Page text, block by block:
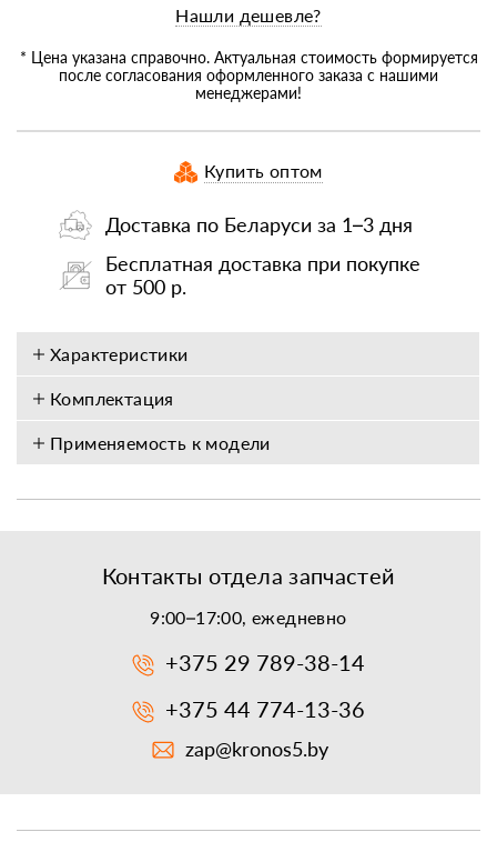
Нашли дешевле?
* Цена указана справочно. Актуальная стоимость формируется
после согласования оформленного заказа с нашими
менеджерами!
Купить оптом
Доставка по Беларуси за 1–3 дня
Бесплатная доставка при покупке
от 500 р.
Характеристики
Комплектация
Применяемость к модели
Контакты отдела запчастей
9:00–17:00, ежедневно
+375 29 789-38-14
+375 44 774-13-36
zap@kronos5.by